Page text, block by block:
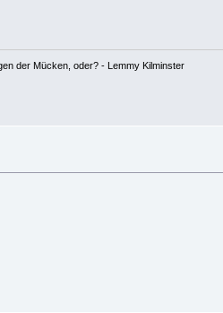
der Mücken, oder? - Lemmy Kilminster